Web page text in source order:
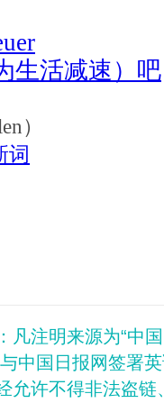
生活减速）吧
）
词
凡注明来源为“中
中国日报网签署
允许不得非法盗